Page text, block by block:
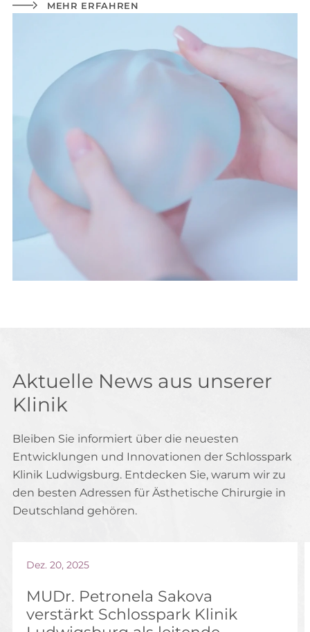
MEHR ERFAHREN
Aktuelle News aus unserer
Klinik
Bleiben Sie informiert über die neuesten
Entwicklungen und Innovationen der Schlosspark
Klinik Ludwigsburg. Entdecken Sie, warum wir zu
den besten Adressen für Ästhetische Chirurgie in
Deutschland gehören.
Dez. 20, 2025
MUDr. Petronela Sakova
verstärkt Schlosspark Klinik